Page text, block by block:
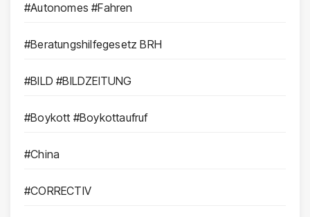
#Autonomes #Fahren
#Beratungshilfegesetz BRH
#BILD #BILDZEITUNG
#Boykott #Boykottaufruf
#China
#CORRECTIV